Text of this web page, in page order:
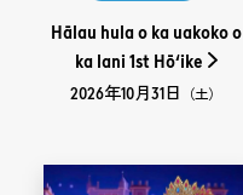
Hālau hula o ka uakoko o
ka lani 1st Hōʻike
2026年10月31日 （土）